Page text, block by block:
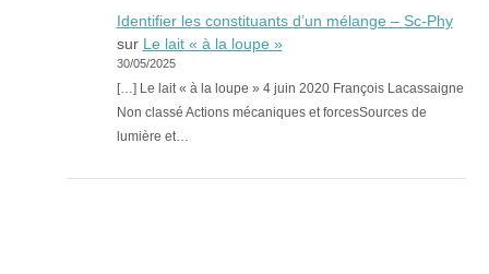
Identifier les constituants d’un mélange – Sc-Phy
sur Le lait « à la loupe »
30/05/2025
[…] Le lait « à la loupe » 4 juin 2020 François Lacassaigne
Non classé Actions mécaniques et forcesSources de
lumière et…